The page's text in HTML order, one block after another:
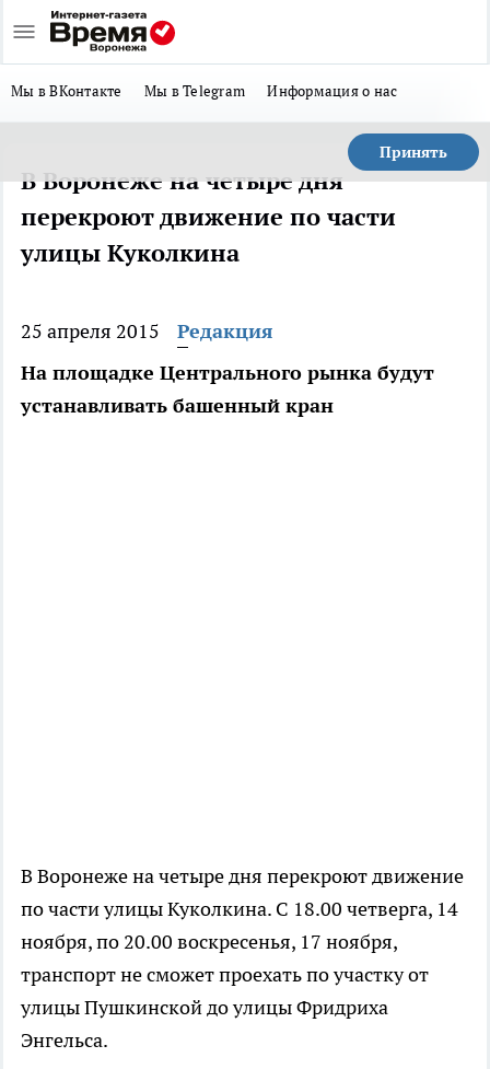
Мы в ВКонтакте Мы в Telegram Информация о нас
Принять
В Воронеже на четыре дня
перекроют движение по части
улицы Куколкина
25 апреля 2015
Редакция
На площадке Центрального рынка будут
устанавливать башенный кран
В Воронеже на четыре дня перекроют движение
по части улицы Куколкина. С 18.00 четверга, 14
ноября, по 20.00 воскресенья, 17 ноября,
транспорт не сможет проехать по участку от
улицы Пушкинской до улицы Фридриха
Энгельса.